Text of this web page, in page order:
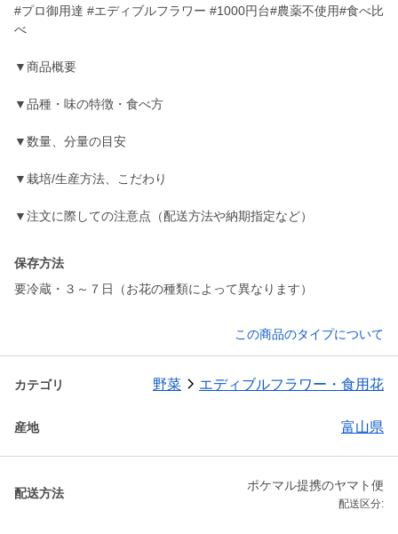
#プロ御用達 #エディブルフラワー #1000円台#農薬不使用#食べ比
べ
▼商品概要
▼品種・味の特徴・食べ方
▼数量、分量の目安
▼栽培/生産方法、こだわり
▼注文に際しての注意点（配送方法や納期指定など）
保存方法
要冷蔵・３～７日（お花の種類によって異なります）
この商品のタイプについて
カテゴリ 野菜 エディブルフラワー・食用花
産地 富山県
配送方法
ポケマル提携のヤマト便
配送区分: